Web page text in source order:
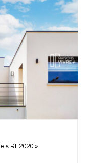
« RE2020 »